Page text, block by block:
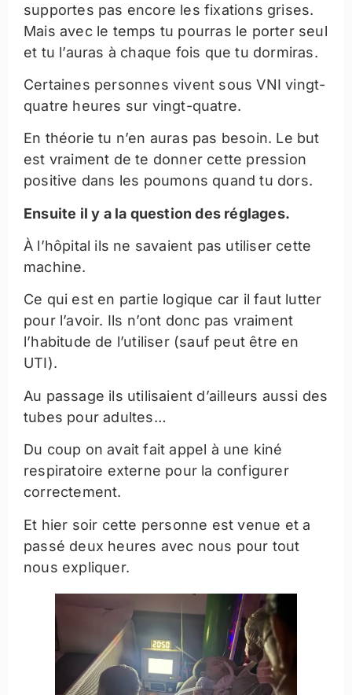
supportes pas encore les fixations grises.
Mais avec le temps tu pourras le porter seul
et tu l’auras à chaque fois que tu dormiras.
Certaines personnes vivent sous VNI vingt-
quatre heures sur vingt-quatre.
En théorie tu n’en auras pas besoin. Le but
est vraiment de te donner cette pression
positive dans les poumons quand tu dors.
Ensuite il y a la question des réglages.
À l’hôpital ils ne savaient pas utiliser cette
machine.
Ce qui est en partie logique car il faut lutter
pour l’avoir. Ils n’ont donc pas vraiment
l’habitude de l’utiliser (sauf peut être en
UTI).
Au passage ils utilisaient d’ailleurs aussi des
tubes pour adultes…
Du coup on avait fait appel à une kiné
respiratoire externe pour la configurer
correctement.
Et hier soir cette personne est venue et a
passé deux heures avec nous pour tout
nous expliquer.